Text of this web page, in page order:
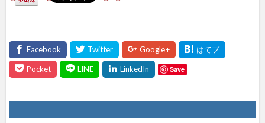
て
Save